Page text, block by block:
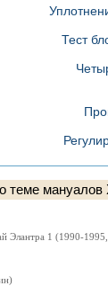
Тест
теме мануалов
Элантра 1 (1990-